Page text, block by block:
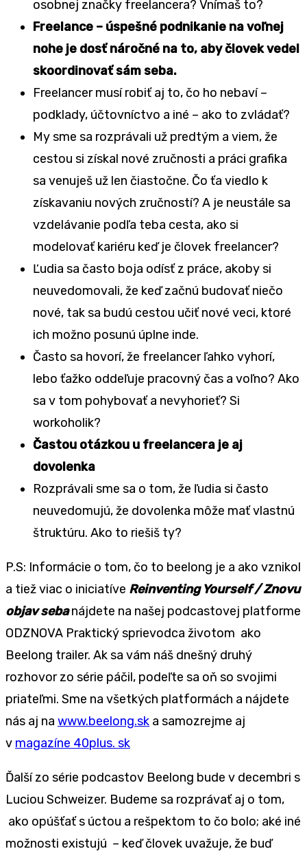
osobnej značky freelancera? Vnímaš to?
Freelance – úspešné podnikanie na voľnej
nohe je dosť náročné na to, aby človek vedel
skoordinovať sám seba.
Freelancer musí robiť aj to, čo ho nebaví –
podklady, účtovníctvo a iné – ako to zvládať?
My sme sa rozprávali už predtým a viem, že
cestou si získal nové zručnosti a práci grafika
sa venuješ už len čiastočne. Čo ťa viedlo k
získavaniu nových zručností? A je neustále sa
vzdelávanie podľa teba cesta, ako si
modelovať kariéru keď je človek freelancer?
Ľudia sa často boja odísť z práce, akoby si
neuvedomovali, že keď začnú budovať niečo
nové, tak sa budú cestou učiť nové veci, ktoré
ich možno posunú úplne inde.
Často sa hovorí, že freelancer ľahko vyhorí,
lebo ťažko oddeľuje pracovný čas a voľno? Ako
sa v tom pohybovať a nevyhorieť? Si
workoholik?
Častou otázkou u freelancera je aj
dovolenka
Rozprávali sme sa o tom, že ľudia si často
neuvedomujú, že dovolenka môže mať vlastnú
štruktúru. Ako to riešiš ty?
P.S: Informácie o tom, čo to beelong je a ako vznikol
a tiež viac o iniciatíve Reinventing Yourself / Znovu
objav sebanájdete na našej podcastovej platforme
ODZNOVA Praktický sprievodca životom ako
Beelong trailer. Ak sa vám náš dnešný druhý
rozhovor zo série páčil, podeľte sa oň so svojimi
priateľmi. Sme na všetkých platformách a nájdete
nás aj na www.beelong.sk a samozrejme aj
v magazíne 40plus. sk
Ďalší zo série podcastov Beelong bude v decembri s
Luciou Schweizer. Budeme sa rozprávať aj o tom,
ako opúšťať s úctou a rešpektom to čo bolo; aké iné
možnosti existujú – keď človek uvažuje, že buď